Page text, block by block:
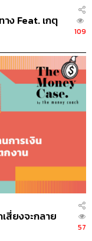
าง Feat. เกตุ
109
สี่ยงจะกลาย
57